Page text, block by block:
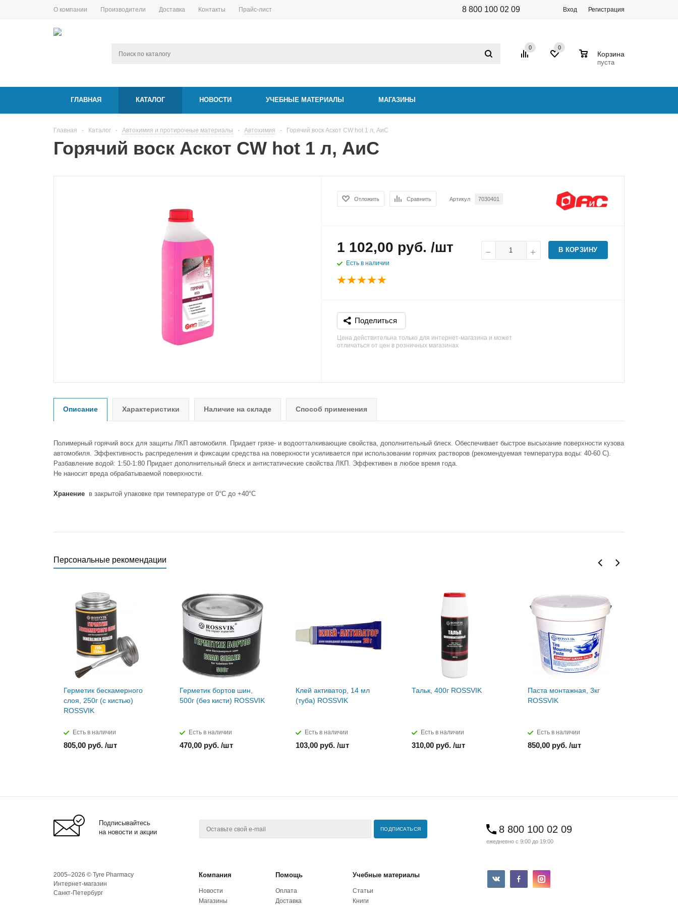
О компании Производители Доставка Контакты Прайс-лист 8 800 100 02 09 Вход Регистрация
0 0
Корзина
пуста
ГЛАВНАЯ КАТАЛОГ НОВОСТИ УЧЕБНЫЕ МАТЕРИАЛЫ МАГАЗИНЫ
Главная - Каталог - Автохимия и протирочные материалы - Автохимия - Горячий воск Аскот CW hot 1 л, АиС
Горячий воск Аскот CW hot 1 л, АиС
Отложить Сравнить Артикул 7030401
1 102,00 руб. /шт
Есть в наличии
В КОРЗИНУ
Поделиться
Цена действительна только для интернет-магазина и может
отличаться от цен в розничных магазинах
Описание Характеристики Наличие на складе Способ применения
Полимерный горячий воск для защиты ЛКП автомобиля. Придает грязе- и водоотталкивающие свойства, дополнительный блеск. Обеспечивает быстрое высыхание поверхности кузова
автомобиля. Эффективность распределения и фиксации средства на поверхности усиливается при использовании горячих растворов (рекомендуемая температура воды: 40-60 С).
Разбавление водой: 1:50-1:80 Придает дополнительный блеск и антистатические свойства ЛКП. Эффективен в любое время года.
Не наносит вреда обрабатываемой поверхности.
Хранение в закрытой упаковке при температуре от 0°С до +40°С
Персональные рекомендации
Герметик бескамерного
слоя, 250г (с кистью)
ROSSVIK
Есть в наличии
805,00 руб. /шт
Герметик бортов шин,
500г (без кисти) ROSSVIK
Есть в наличии
470,00 руб. /шт
Клей активатор, 14 мл
(туба) ROSSVIK
Есть в наличии
103,00 руб. /шт
Тальк, 400г ROSSVIK
Есть в наличии
310,00 руб. /шт
Паста монтажная, 3кг
ROSSVIK
Есть в наличии
850,00 руб. /шт
Подписывайтесь
на новости и акции
8 800 100 02 09
ежедневно с 9:00 до 19:00
2005–2026 © Tyre Pharmacy
Интернет-магазин
Санкт-Петербург
Компания Помощь Учебные материалы
Новости
Магазины
Оплата
Доставка
Статьи
Книги